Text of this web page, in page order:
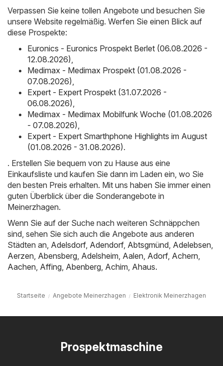
Verpassen Sie keine tollen Angebote und besuchen Sie
unsere Website regelmäßig. Werfen Sie einen Blick auf
diese Prospekte:
Euronics - Euronics Prospekt Berlet (06.08.2026 -
12.08.2026)
Medimax - Medimax Prospekt (01.08.2026 -
07.08.2026)
Expert - Expert Prospekt (31.07.2026 -
06.08.2026)
Medimax - Medimax Mobilfunk Woche (01.08.2026
- 07.08.2026)
Expert - Expert Smarthphone Highlights im August
(01.08.2026 - 31.08.2026).
. Erstellen Sie bequem von zu Hause aus eine
Einkaufsliste und kaufen Sie dann im Laden ein, wo Sie
den besten Preis erhalten. Mit uns haben Sie immer einen
guten Überblick über die Sonderangebote in
Meinerzhagen.
Wenn Sie auf der Suche nach weiteren Schnäppchen
sind, sehen Sie sich auch die Angebote aus anderen
Städten an, Adelsdorf, Adendorf, Abtsgmünd Adelebsen
Aerzen Abensberg Adelsheim Aalen Adorf, Achern
Aachen Affing Abenberg Achim Ahaus.
Startseite Angebote Meinerzhagen Elektronik Meinerzhagen
Prospektmaschine